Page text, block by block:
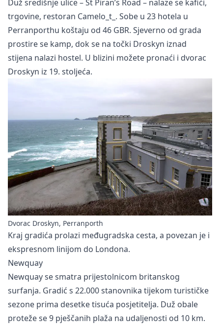
Duž središnje ulice – St Piran’s Road – nalaze se kafići,
trgovine, restoran Camelo_t_. Sobe u 23 hotela u
Perranporthu koštaju od 46 GBR. Sjeverno od grada
prostire se kamp, dok se na točki Droskyn iznad
stijena nalazi hostel. U blizini možete pronaći i dvorac
Droskyn iz 19. stoljeća.
Dvorac Droskyn, Perranporth
Kraj gradića prolazi međugradska cesta, a povezan je i
ekspresnom linijom do Londona.
Newquay
Newquay se smatra prijestolnicom britanskog
surfanja. Gradić s 22.000 stanovnika tijekom turističke
sezone prima desetke tisuća posjetitelja. Duž obale
proteže se 9 pješčanih plaža na udaljenosti od 10 km.